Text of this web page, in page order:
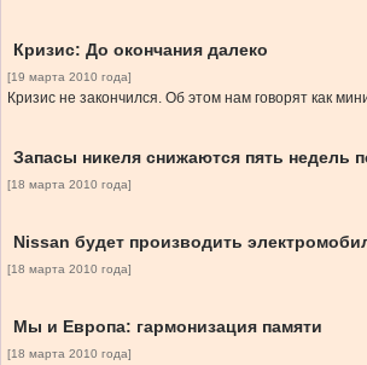
Кризис: До окончания далеко
[19 марта 2010 года]
Кризис не закончился. Об этом нам говорят как
Запасы никеля снижаются пять недель
[18 марта 2010 года]
Nissan будет производить
[18 марта 2010 года]
Мы и Европа: гармонизация памяти
[18 марта 2010 года]